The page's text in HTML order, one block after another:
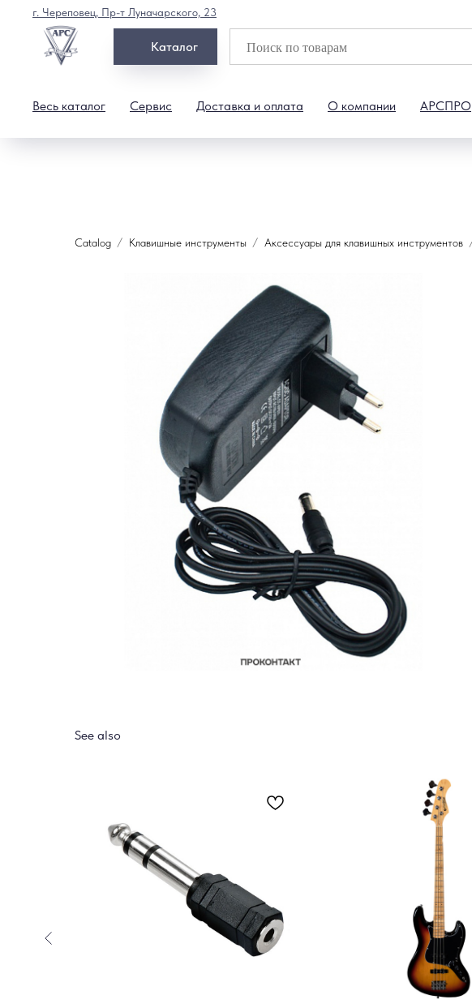
Каталог
Весь каталог Сервис Доставка и оплата О компании АРСПРО
г. Череповец, Пр-т Луначарского, 23
Catalog Клавишные инструменты Аксессуары для клавишных инструментов
See also